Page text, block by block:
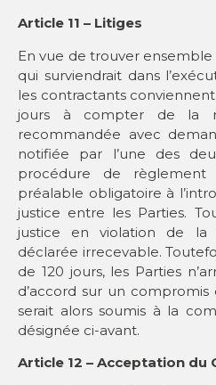
Article 11 – Litiges
En vue de trouver
qui surviendrait dans
les contractants
jours à compter de la
recommandée avec
notifiée par l’une des
procédure de
préalable obligatoire à
justice entre les Parties.
justice en violation de la
déclarée irrecevable.
de 120 jours, les Parties
d’accord sur un
serait alors soumis à la
désignée ci-avant.
Article 12 – Acceptation du